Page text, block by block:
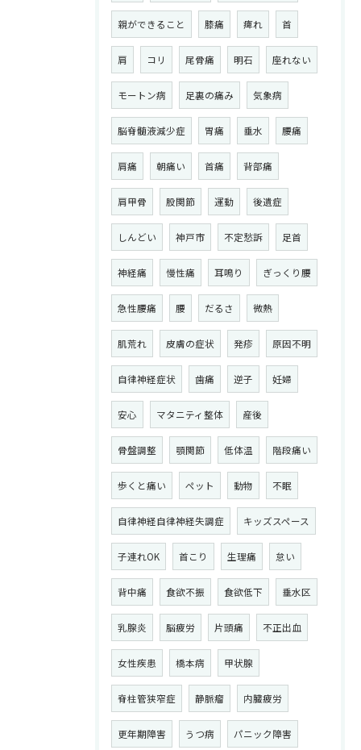
親ができること 膝痛 痺れ 首
肩 コリ 尾骨痛 明石 座れない
モートン病 足裏の痛み 気象病
脳脊髄液減少症 胃痛 垂水 腰痛
肩痛 朝痛い 首痛 背部痛
肩甲骨 股関節 運動 後遺症
しんどい 神戸市 不定愁訴 足首
神経痛 慢性痛 耳鳴り ぎっくり腰
急性腰痛 腰 だるさ 微熱
肌荒れ 皮膚の症状 発疹 原因不明
自律神経症状 歯痛 逆子 妊婦
安心 マタニティ整体 産後
骨盤調整 顎関節 低体温 階段痛い
歩くと痛い ペット 動物 不眠
自律神経自律神経失調症 キッズスペース
子連れOK 首こり 生理痛 怠い
背中痛 食欲不振 食欲低下 垂水区
乳腺炎 脳疲労 片頭痛 不正出血
女性疾患 橋本病 甲状腺
脊柱管狭窄症 静脈瘤 内臓疲労
更年期障害 うつ病 パニック障害